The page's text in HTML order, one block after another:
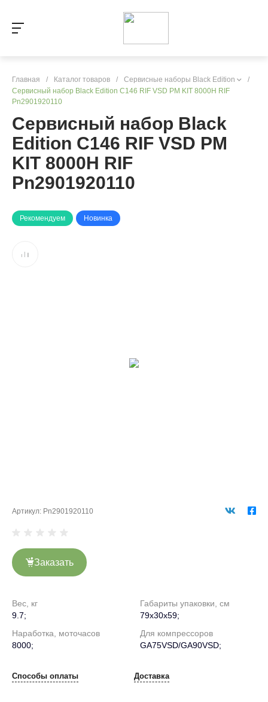
Главная / Каталог товаров / Сервисные наборы Black Edition
/
Сервисный набор Black Edition C146 RIF VSD PM KIT 8000H RIF
Pn2901920110
Сервисный набор Black
Edition C146 RIF VSD PM
KIT 8000H RIF
Pn2901920110
Рекомендуем Новинка
Артикул: Pn2901920110
Заказать
Вес, кг
9.7;
Габариты упаковки, см
79х30х59;
Наработка, моточасов
8000;
Для компрессоров
GA75VSD/GA90VSD;
Способы оплаты Доставка